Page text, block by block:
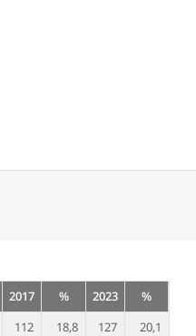
2017 % 2023
%
112 18,8 127
20,1